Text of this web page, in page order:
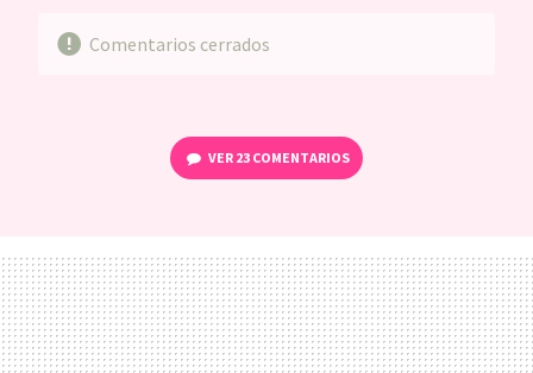
Comentarios cerrados
VER 23 COMENTARIOS